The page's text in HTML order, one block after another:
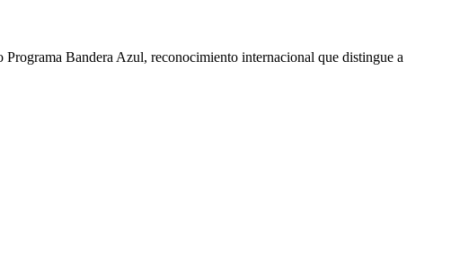
Bandera Azul, reconocimiento internacional que distingue a